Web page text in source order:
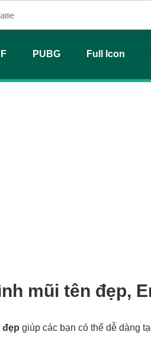
PUBG Full Icon
mũi tên đẹp,
đẹp giúp các bạn có thể dễ dàng